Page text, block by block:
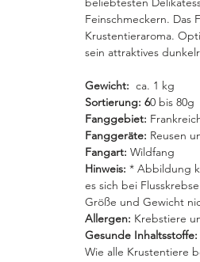
Feinschmeckern. Das
Krustentieraroma.
sein attraktives
Gewicht: ca. 1 kg
Sortierung: 60 bis 80g
Fanggebiet:
Fanggeräte: Reusen
Fangart: Wildfang
Hinweis: * Abbildung
es sich bei
Größe und Gewicht
Allergen: Krebstiere
Gesunde Inhaltsstoffe:
Wie alle Krustentiere